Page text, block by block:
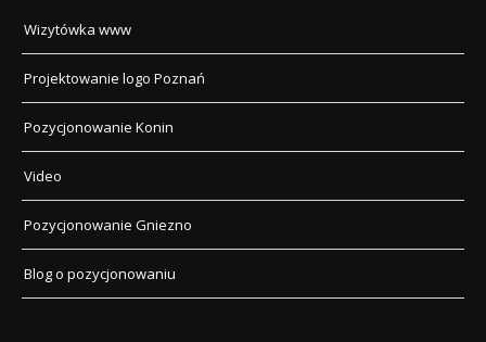
Wizytówka www
Projektowanie logo Poznań
Pozycjonowanie Konin
Video
Pozycjonowanie Gniezno
Blog o pozycjonowaniu